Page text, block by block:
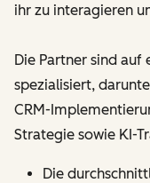
ihr zu interagieren
Die Partner sind auf
spezialisiert,
CRM-
Strategie sowie KI-
Die